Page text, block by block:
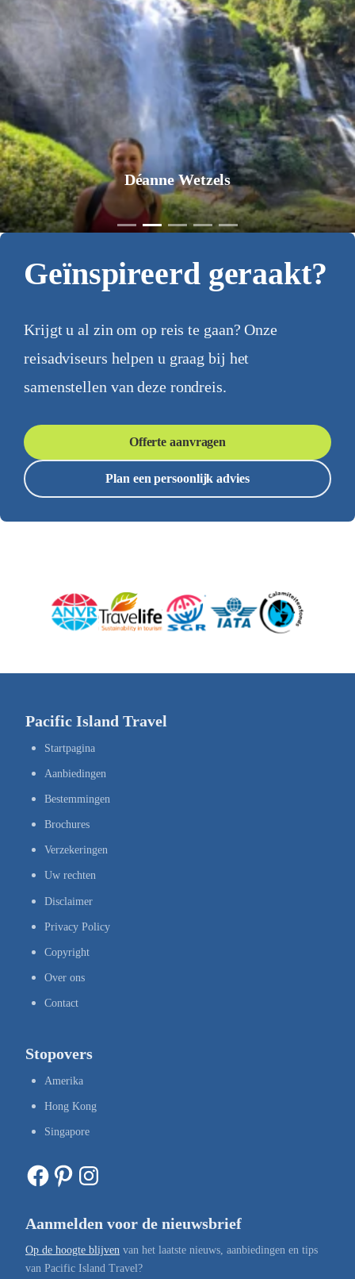
Déanne Wetzels
Geïnspireerd geraakt?
Krijgt u al zin om op reis te gaan? Onze
reisadviseurs helpen u graag bij het
samenstellen van deze rondreis.
Offerte aanvragen
Plan een persoonlijk advies
Pacific Island Travel
Startpagina
Aanbiedingen
Bestemmingen
Brochures
Verzekeringen
Uw rechten
Disclaimer
Privacy Policy
Copyright
Over ons
Contact
Stopovers
Amerika
Hong Kong
Singapore
Facebook Pinterest Instagram
Aanmelden voor de nieuwsbrief
Op de hoogte blijven van het laatste nieuws, aanbiedingen en tips
van Pacific Island Travel?